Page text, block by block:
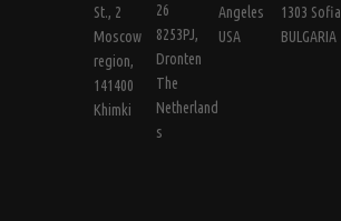
St., 2
Moscow
region,
141400
Khimki
26
8253PJ,
Dronten
The
Netherland
s
Angeles
USA
1303 Sofia
BULGARIA